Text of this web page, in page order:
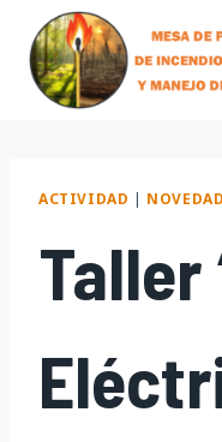
content
ACTIVIDAD | NOVEDAD
Taller